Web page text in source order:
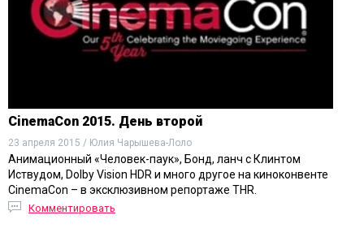
CinemaCon 2015. День второй
23 апреля 2015 / Юлия Чарышева-Лоло
Анимационный «Человек-паук», Бонд, ланч с Клинтом
Иствудом, Dolby Vision HDR и много другое на киноконвенте
CinemaCon – в эксклюзивном репортаже THR.
Комментировать